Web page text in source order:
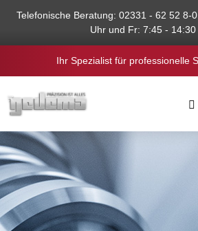
springen
Telefonische Beratung: 02331 - 62 52 8-
Uhr und Fr: 7:45 - 14:30
Ihr Spezialist für professionelle